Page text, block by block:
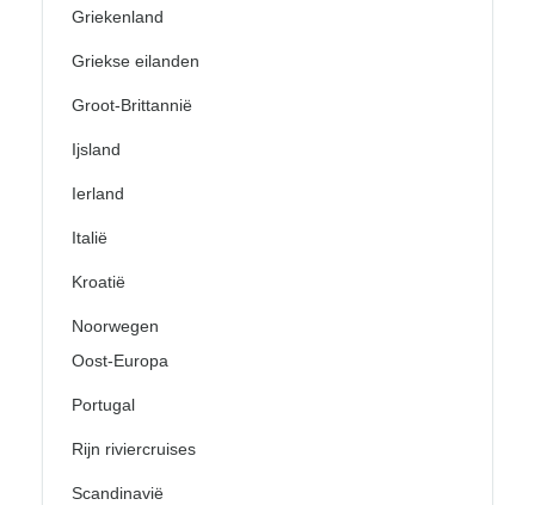
Griekenland
Griekse eilanden
Groot-Brittannië
Ijsland
Ierland
Italië
Kroatië
Noorwegen
Oost-Europa
Portugal
Rijn riviercruises
Scandinavië